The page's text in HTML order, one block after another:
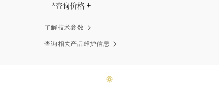
*查询价格
有两颗相同的钻石。” 海瑞温斯顿的
每一件高级珠宝作品也是如此：每个
宝石皆与众不同而采用独特镶嵌方
了解技术参数
查询相关产品维护信息